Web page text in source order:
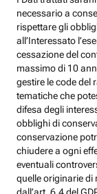
necessario a
rispettare gli
all’Interessato
cessazione del
massimo di 10
gestire le code del
tematiche che
difesa degli
obblighi di
conservazione
chiudere a ogni
eventuali
quelle originarie